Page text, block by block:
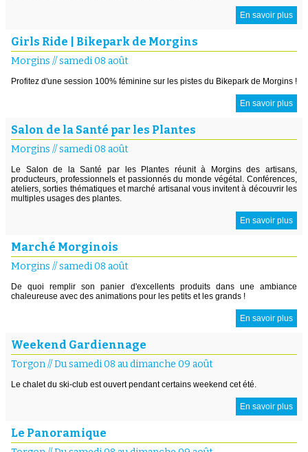
En savoir plus
Girls Ride | Bikepark de Morgins
Morgins //samedi 08 août
Profitez d'une session 100% féminine sur les pistes du Bikepark de Morgins !
En savoir plus
Salon de la Santé par les Plantes
Morgins //samedi 08 août
Le Salon de la Santé par les Plantes réunit à Morgins des artisans,
producteurs, professionnels et passionnés du monde végétal. Conférences,
ateliers, sorties thématiques et marché artisanal vous invitent à découvrir les
multiples usages des plantes.
En savoir plus
Marché Morginois
Morgins //samedi 08 août
De quoi remplir son panier d'excellents produits dans une ambiance
chaleureuse avec des animations pour les petits et les grands !
En savoir plus
Weekend Gardiennage
Torgon//Du samedi 08 au dimanche 09 août
Le chalet du ski-club est ouvert pendant certains weekend cet été.
En savoir plus
Le Panoramique